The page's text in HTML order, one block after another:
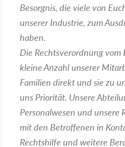
Besorgnis, die viele von
unserer Industrie, zum
haben.
Die Rechtsverordnung
kleine Anzahl unserer
Familien direkt und sie zu
uns Priorität. Unsere
Personalwesen und unsere
mit den Betroffenen in
Rechtshilfe und weitere